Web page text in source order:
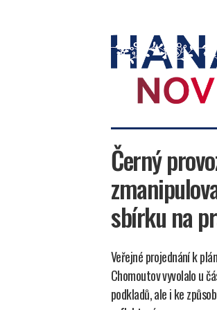
novinky
Černý
sbírku na
Veřejné projednání k
Chomoutov vyvolalo u
podkladů, ale i ke